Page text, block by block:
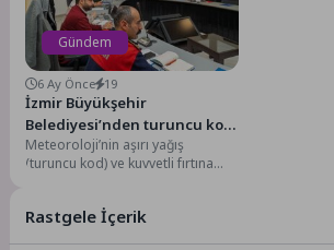
Gündem
6 Ay Önce 19
İzmir Büyükşehir
Belediyesi’nden turuncu kod
alarmı: Kriz masası devrede,
tüm birimler sahada
Meteoroloji’nin aşırı yağış
(turuncu kod) ve kuvvetli fırtına
Rastgele İçerik